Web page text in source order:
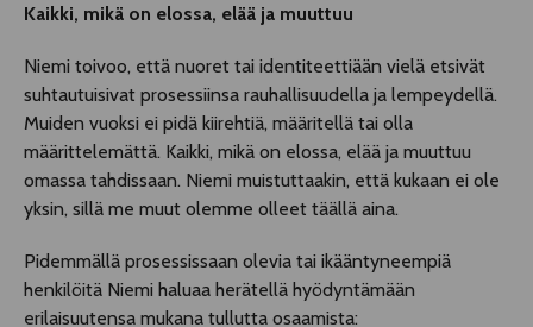
Kaikki, mikä on elossa, elää ja muuttuu
Niemi toivoo, että nuoret tai identiteettiään vielä etsivät
suhtautuisivat prosessiinsa rauhallisuudella ja lempeydellä.
Muiden vuoksi ei pidä kiirehtiä, määritellä tai olla
määrittelemättä. Kaikki, mikä on elossa, elää ja muuttuu
omassa tahdissaan. Niemi muistuttaakin, että kukaan ei ole
yksin, sillä me muut olemme olleet täällä aina.
Pidemmällä prosessissaan olevia tai ikääntyneempiä
henkilöitä Niemi haluaa herätellä hyödyntämään
erilaisuutensa mukana tullutta osaamista: